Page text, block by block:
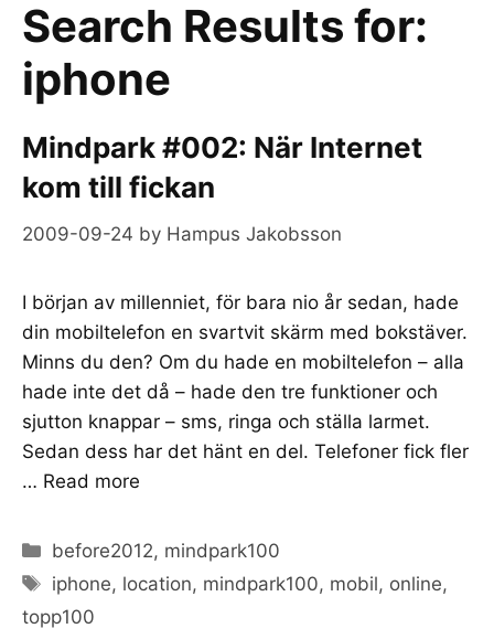
Search Results for:
iphone
Mindpark #002: När Internet
kom till fickan
2009-09-24 by Hampus Jakobsson
I början av millenniet, för bara nio år sedan, hade
din mobiltelefon en svartvit skärm med bokstäver.
Minns du den? Om du hade en mobiltelefon – alla
hade inte det då – hade den tre funktioner och
sjutton knappar – sms, ringa och ställa larmet.
Sedan dess har det hänt en del. Telefoner fick fler
… Read more
Categories
before2012, mindpark100
Tags
iphone, location, mindpark100, mobil, online,
topp100